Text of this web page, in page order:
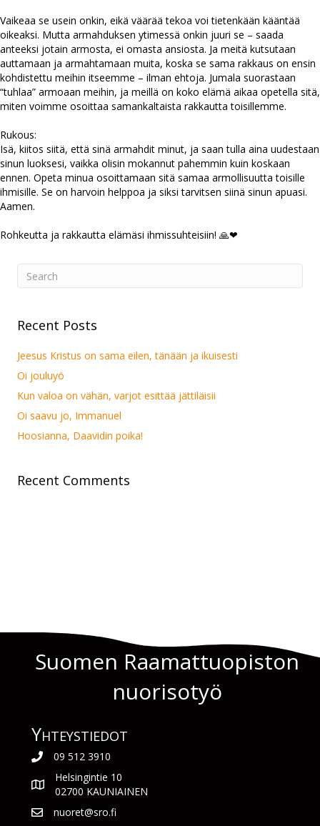
Vaikeaa se usein onkin, eikä väärää tekoa voi tietenkään kääntää
oikeaksi. Mutta armahduksen ytimessä onkin juuri se – saada
anteeksi jotain armosta, ei omasta ansiosta. Ja meitä kutsutaan
auttamaan ja armahtamaan muita, koska se sama rakkaus on ensin
kohdistettu meihin itseemme – ilman ehtoja. Jumala suorastaan
“tuhlaa” armoaan meihin, ja meillä on koko elämä aikaa opetella sitä,
miten voimme osoittaa samankaltaista rakkautta toisillemme.
Rukous:
Isä, kiitos siitä, että sinä armahdit minut, ja saan tulla aina uudestaan
sinun luoksesi, vaikka olisin mokannut pahemmin kuin koskaan
ennen. Opeta minua osoittamaan sitä samaa armollisuutta toisille
ihmisille. Se on harvoin helppoa ja siksi tarvitsen siinä sinun apuasi.
Aamen.
Rohkeutta ja rakkautta elämäsi ihmissuhteisiin! 🙏❤
Recent Posts
Jeesus Kristus on sama eilen, tänään ja ikuisesti
Oi jouluyö
Kun valoa on vähän, varjot esittää jättiläisii
Oi saavu jo, Immanuel
Hoosianna, Daavidin poika!
Recent Comments
Suomen Raamattuopiston
nuorisotyö
Yhteys­tiedot
09 512 3910
Helsingintie 10
02700 KAUNIAINEN
nuoret@sro.fi